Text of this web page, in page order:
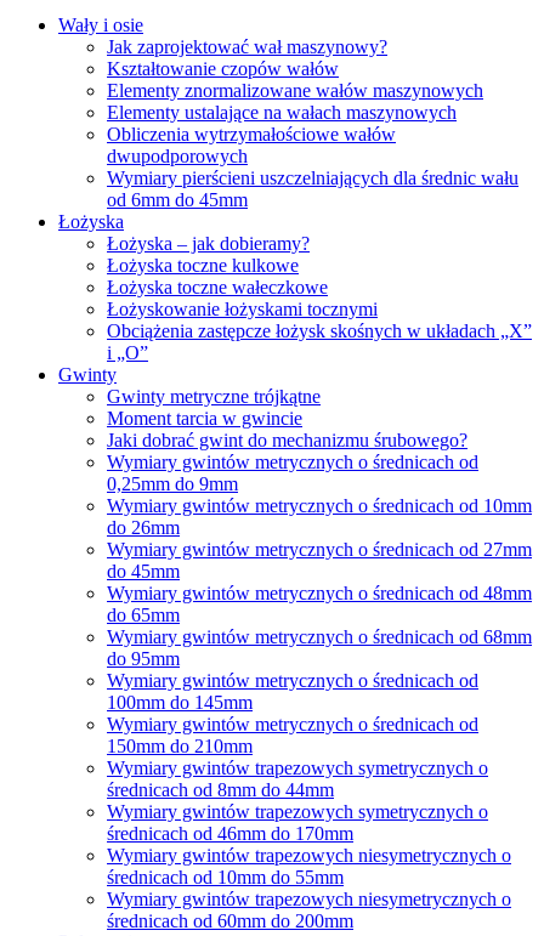
Wały i osie
Jak zaprojektować wał maszynowy?
Kształtowanie czopów wałów
Elementy znormalizowane wałów maszynowych
Elementy ustalające na wałach maszynowych
Obliczenia wytrzymałościowe wałów
dwupodporowych
Wymiary pierścieni uszczelniających dla średnic wału
od 6mm do 45mm
Łożyska
Łożyska – jak dobieramy?
Łożyska toczne kulkowe
Łożyska toczne wałeczkowe
Łożyskowanie łożyskami tocznymi
Obciążenia zastępcze łożysk skośnych w układach „X”
i „O”
Gwinty
Gwinty metryczne trójkątne
Moment tarcia w gwincie
Jaki dobrać gwint do mechanizmu śrubowego?
Wymiary gwintów metrycznych o średnicach od
0,25mm do 9mm
Wymiary gwintów metrycznych o średnicach od 10mm
do 26mm
Wymiary gwintów metrycznych o średnicach od 27mm
do 45mm
Wymiary gwintów metrycznych o średnicach od 48mm
do 65mm
Wymiary gwintów metrycznych o średnicach od 68mm
do 95mm
Wymiary gwintów metrycznych o średnicach od
100mm do 145mm
Wymiary gwintów metrycznych o średnicach od
150mm do 210mm
Wymiary gwintów trapezowych symetrycznych o
średnicach od 8mm do 44mm
Wymiary gwintów trapezowych symetrycznych o
średnicach od 46mm do 170mm
Wymiary gwintów trapezowych niesymetrycznych o
średnicach od 10mm do 55mm
Wymiary gwintów trapezowych niesymetrycznych o
średnicach od 60mm do 200mm